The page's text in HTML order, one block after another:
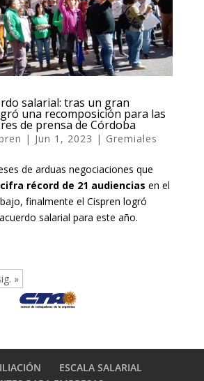
salarial: tras un gran
una recomposición para las
de prensa de Córdoba
| Jun 1, 2023 | Gremiales
de arduas negociaciones que
cifra récord de 21 audiencias en el
finalmente el Cispren logró
salarial para este año.
»
ESCALA SALARIAL